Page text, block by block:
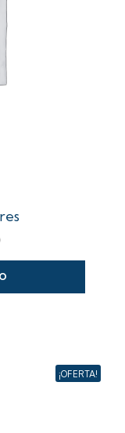
¡OFERTA!